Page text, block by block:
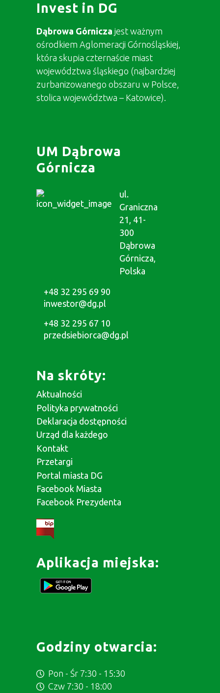
Invest in DG
Dąbrowa Górnicza jest ważnym
ośrodkiem Aglomeracji Górnośląskiej,
która skupia czternaście miast
województwa śląskiego (najbardziej
zurbanizowanego obszaru w Polsce,
stolica województwa – Katowice).
UM Dąbrowa
Górnicza
ul.
Graniczna
21, 41-
300
Dąbrowa
Górnicza,
Polska
+48 32 295 69 90
inwestor@dg.pl
+48 32 295 67 10
przedsiebiorca@dg.pl
Na skróty:
Aktualności
Polityka prywatności
Deklaracja dostępności
Urząd dla każdego
Kontakt
Przetargi
Portal miasta DG
Facebook Miasta
Facebook Prezydenta
Aplikacja miejska:
Godziny otwarcia:
Pon - Śr 7:30 - 15:30
Czw 7:30 - 18:00